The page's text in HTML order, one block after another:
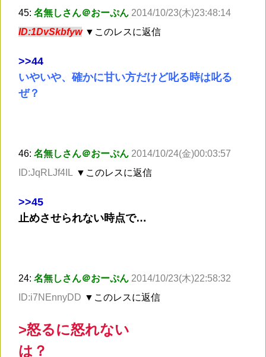
45: 名無しさん＠おーぷん 2014/10/23(木)23:48:14
ID:1DvSkbfyw ▼このレスに返信
>>44
いやいや、確かに甘い方だけど叱る時は叱る
ぜ？
46: 名無しさん＠おーぷん 2014/10/24(金)00:03:57
ID:JqRLJf4IL ▼このレスに返信
>>45
止めさせられない時点で…
24: 名無しさん＠おーぷん 2014/10/23(木)22:58:32
ID:i7NEnnyDD ▼このレスに返信
>怒るに怒れない
は？